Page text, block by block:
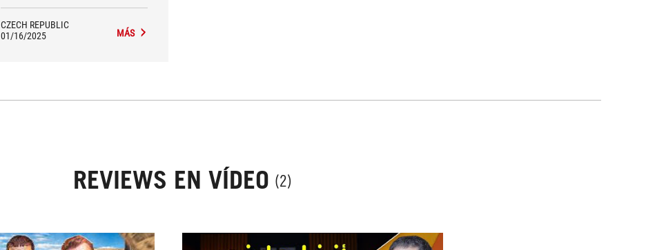
equipment and top-notch
workmanship.
CZECH REPUBLIC
01/16/2025
MÁS
REVIEWS EN VÍDEO (2)